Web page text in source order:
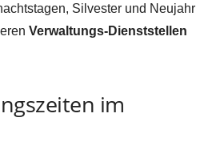
Silvester und Neujahr
Verwaltungs-Dienststellen
im